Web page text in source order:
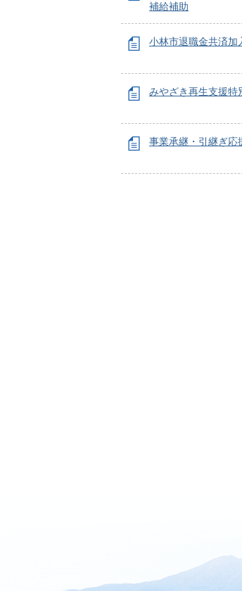
補給補助
小林市退職金共済加
みやざき再生支援特
事業承継・引継ぎ応